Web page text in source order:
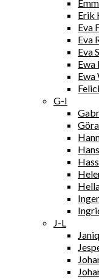
Erik
Eva
Eva
Eva
Ewa
Ewa
G-I
J-L